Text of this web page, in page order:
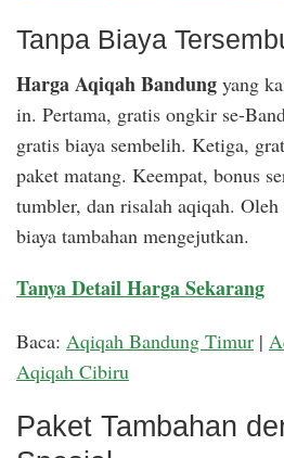
Tanpa Biaya
Harga Aqiqah Bandung yang
in. Pertama, gratis ongkir se-
gratis biaya sembelih. Ketiga,
paket matang. Keempat, bonus
tumbler, dan risalah aqiqah.
biaya tambahan mengejutkan.
Tanya Detail Harga Sekarang
Baca: Aqiqah Bandung Timur |
Aqiqah Cibiru
Paket Tambahan